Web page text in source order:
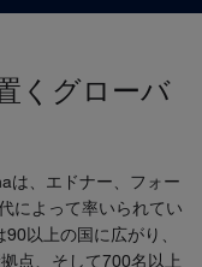
くグローバ
は、エドナー、フォー
によって率いられてい
以上の国に広がり、
点、そして700名以上